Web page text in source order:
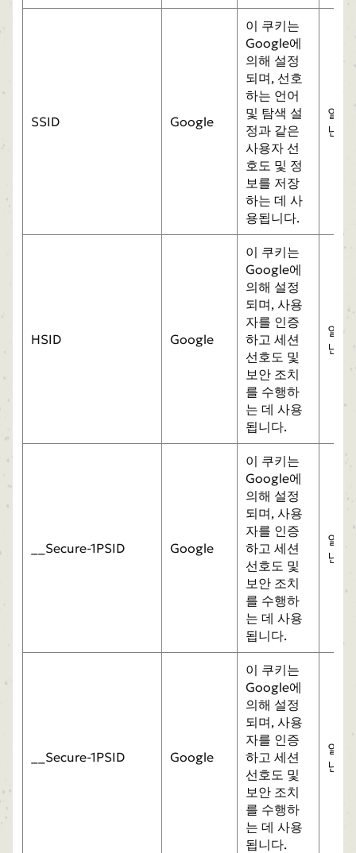
SSID Google
이 쿠키는
Google에
의해 설정
되며, 선호
하는 언어
및 탐색 설
정과 같은
사용자 선
호도 및 정
보를 저장
하는 데 사
용됩니다.
일
년
HSID Google
이 쿠키는
Google에
의해 설정
되며, 사용
자를 인증
하고 세션
선호도 및
보안 조치
를 수행하
는 데 사용
됩니다.
일
년
__Secure-1PSID Google
이 쿠키는
Google에
의해 설정
되며, 사용
자를 인증
하고 세션
선호도 및
보안 조치
를 수행하
는 데 사용
됩니다.
일
년
__Secure-1PSID Google
이 쿠키는
Google에
의해 설정
되며, 사용
자를 인증
하고 세션
선호도 및
보안 조치
를 수행하
는 데 사용
됩니다.
일
년